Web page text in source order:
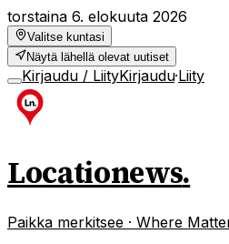
torstaina 6. elokuuta 2026
Valitse kuntasi
Näytä lähellä olevat uutiset
Kirjaudu / LiityKirjaudu·Liity
Locationews.
Paikka merkitsee · Where